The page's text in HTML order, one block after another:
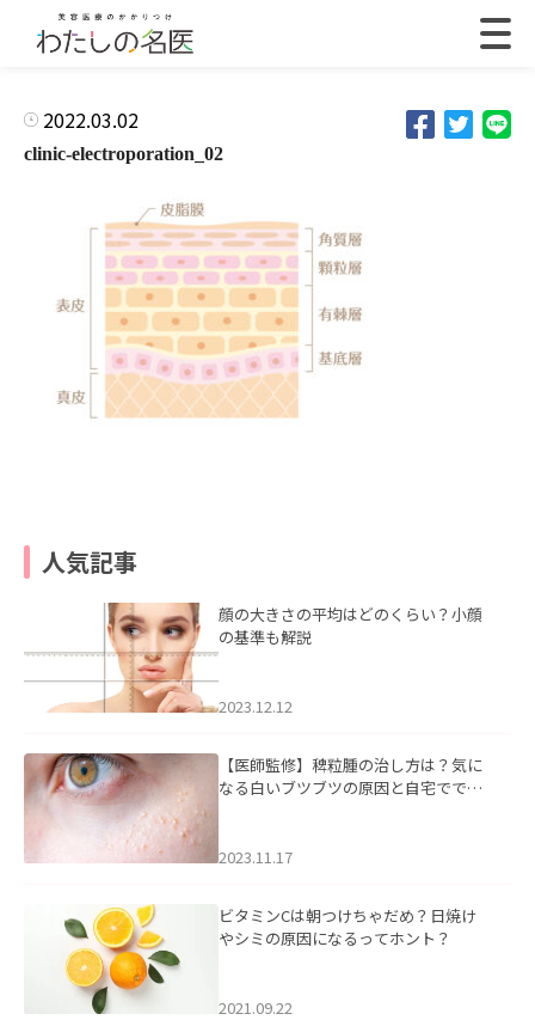
2022.03.02
clinic-electroporation_02
人気記事
顔の大きさの平均はどのくらい？小顔
の基準も解説
2023.12.12
【医師監修】稗粒腫の治し方は？気に
なる白いブツブツの原因と自宅ででき
2023.11.17
ビタミンCは朝つけちゃだめ？日焼け
やシミの原因になるってホント？
2021.09.22